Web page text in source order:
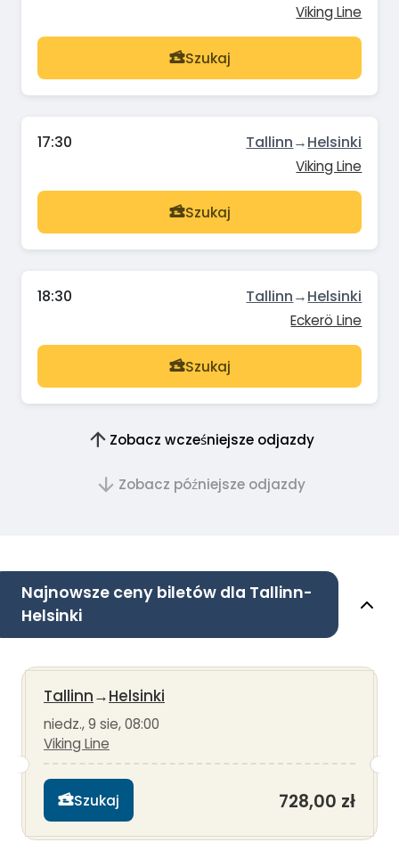
Viking Line
Szukaj
17:30 Tallinn→Helsinki
Viking Line
Szukaj
18:30 Tallinn→Helsinki
Eckerö Line
Szukaj
Zobacz wcześniejsze odjazdy
Zobacz późniejsze odjazdy
Najnowsze ceny biletów dla Tallinn-
Helsinki
Tallinn→Helsinki
niedz., 9 sie, 08:00
Viking Line
Szukaj 728,00 zł